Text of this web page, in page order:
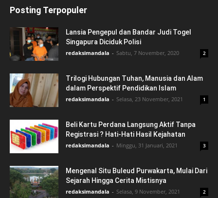
Posting Terpopuler
Lansia Pengepul dan Bandar Judi Togel
Singapura Diciduk Polisi
redaksimandala - Sabtu, 7 November, 2020 2
Trilogi Hubungan Tuhan, Manusia dan Alam
dalam Perspektif Pendidikan Islam
redaksimandala - Selasa, 23 November, 2021 1
Beli Kartu Perdana Langsung Aktif Tanpa
Registrasi ? Hati-Hati Hasil Kejahatan
redaksimandala - Minggu, 31 Januari, 2021 3
Mengenal Situ Buleud Purwakarta, Mulai Dari
Sejarah Hingga Cerita Mistisnya
redaksimandala - Selasa, 9 November, 2021 2